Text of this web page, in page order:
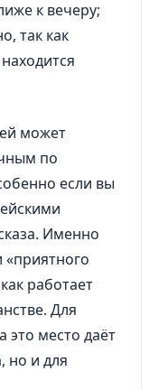
к вечеру;
так как
может
по
если вы
Именно
«приятного
работает
Для
это место даёт
но и для